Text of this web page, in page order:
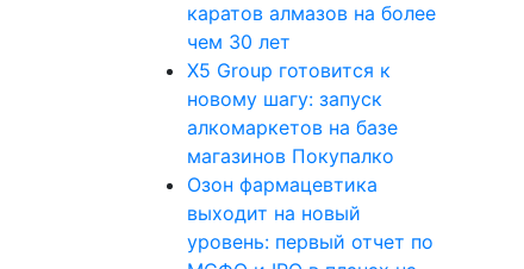
каратов алмазов на более
чем 30 лет
X5 Group готовится к
новому шагу: запуск
алкомаркетов на базе
магазинов Покупалко
Озон фармацевтика
выходит на новый
уровень: первый отчет по